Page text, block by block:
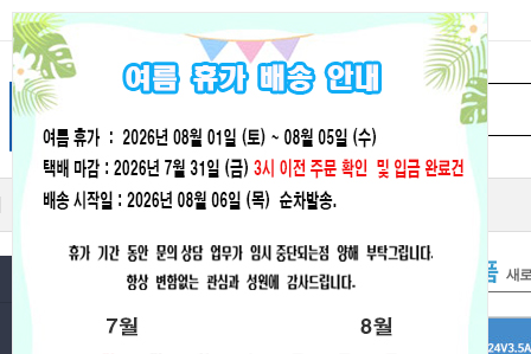
히트상품 추천상품 최신상품 인기상품
따끈따끈한 신규상품 새